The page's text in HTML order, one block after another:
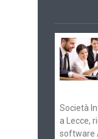
Società
a Lecce,
software